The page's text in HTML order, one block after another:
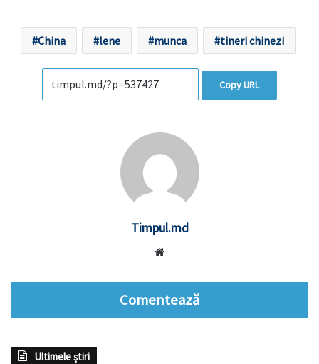
China lene munca tineri chinezi
Copy URL
Timpul.md
Comentează
Ultimele știri